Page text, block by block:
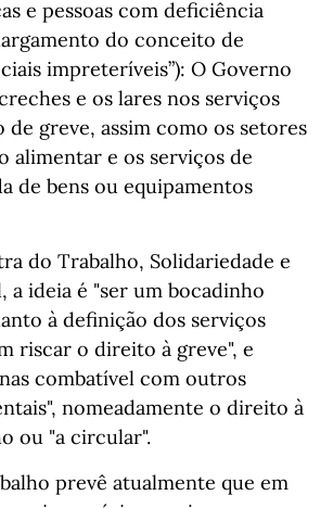
e pessoas com deficiência
do conceito de
impreteríveis”): O Governo
e os lares nos serviços
de greve, assim como os setores
alimentar e os serviços de
de bens ou equipamentos
do Trabalho, Solidariedade e
a ideia é "ser um bocadinho
à definição dos serviços
riscar o direito à greve", e
combatível com outros
nomeadamente o direito à
ou "a circular".
prevê atualmente que em